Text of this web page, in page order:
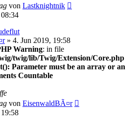
von Lastknightnik
» 4. Jun 2019, 19:58
Warning: in file
twig/lib/Twig/Extension/Core.php
Parameter must be an array or an
Countable
von EisenwaldBÃ¤r